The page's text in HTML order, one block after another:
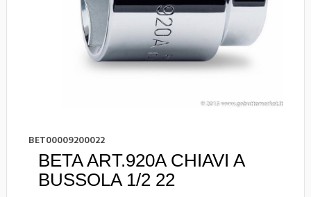
BET00009200022
BETA ART.920A CHIAVI A
BUSSOLA 1/2 22